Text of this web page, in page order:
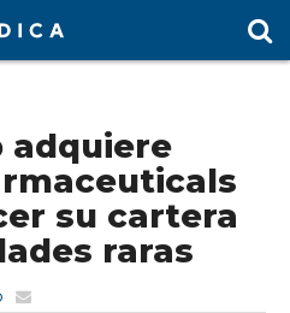
adquiere
su cartera
raras